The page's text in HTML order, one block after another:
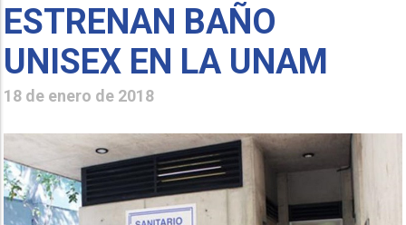
ESTRENAN BAÑO
UNISEX EN LA UNAM
18 de enero de 2018